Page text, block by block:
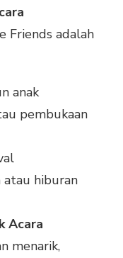
Friends adalah
anak
pembukaan
hiburan
Acara
menarik,